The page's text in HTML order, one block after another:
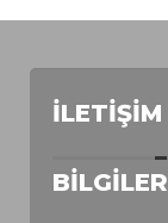
İLETIŞIM
BILGILER